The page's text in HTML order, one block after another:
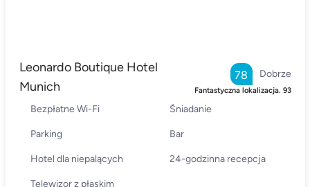
Leonardo Boutique Hotel
Munich
Dobrze
78
Fantastyczna lokalizacja. 93
Bezpłatne Wi-Fi Śniadanie
Parking Bar
Hotel dla niepalących 24-godzinna recepcja
Telewizor z płaskim